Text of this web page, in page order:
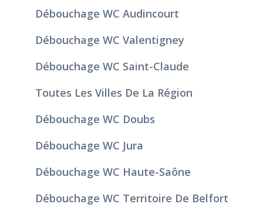
Débouchage WC Audincourt
Débouchage WC Valentigney
Débouchage WC Saint-Claude
Toutes Les Villes De La Région
Débouchage WC Doubs
Débouchage WC Jura
Débouchage WC Haute-Saône
Débouchage WC Territoire De Belfort